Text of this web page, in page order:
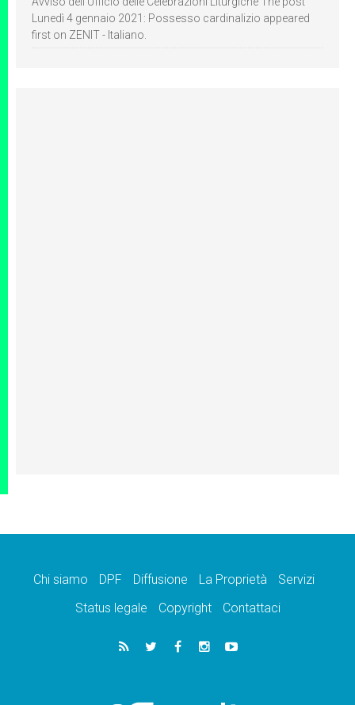
Lunedì 4 gennaio 2021: Possesso cardinalizio appeared
first on ZENIT - Italiano.
Chi siamo DPF Diffusione La Proprietà
Servizi
Status legale
Copyright Contattaci